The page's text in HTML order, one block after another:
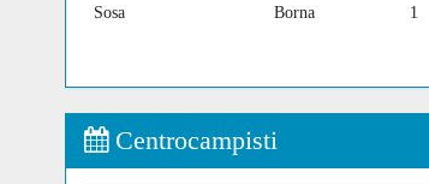
Sosa Borna 1
Centrocampisti